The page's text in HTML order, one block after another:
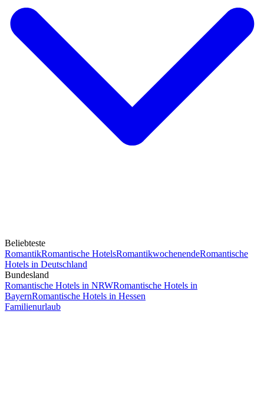
Beliebteste
RomantikRomantische HotelsRomantikwochenendeRomantische
Hotels in Deutschland
Bundesland
Romantische Hotels in NRWRomantische Hotels in
BayernRomantische Hotels in Hessen
Familienurlaub